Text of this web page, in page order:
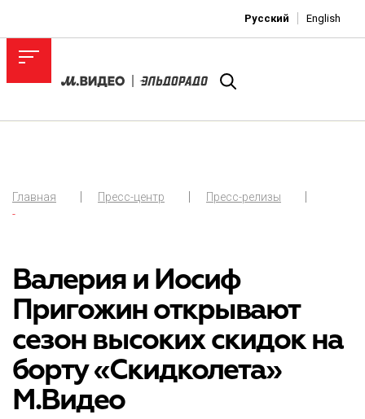
Русский English
Главная Пресс-центр
Пресс-релизы
-
Валерия и Иосиф
Пригожин открывают
сезон высоких скидок на
борту «Скидколета»
М.Видео